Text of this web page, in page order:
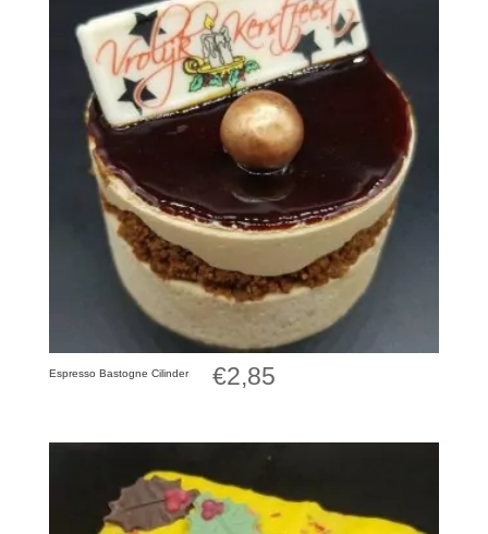
Espresso Bastogne Cilinder €2,85